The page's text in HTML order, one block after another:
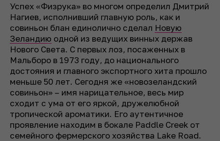
Успех «Физрука» во многом определил Дмитрий
Нагиев, исполнивший главную роль, как и
совиньон блан единолично сделал Новую
Зеландию одной из ведущих винных держав
Нового Света. С первых лоз, посаженных в
Мальборо в 1973 году, до национального
достояния и главного экспортного хита прошло
меньше 50 лет. Сегодня же «новозеландский
совиньон» – имя нарицательное, весь мир
сходит с ума от его яркой, дружелюбной
тропической ароматики. Его аутентичное
проявление находим в бокале Paddle Creek от
семейного фермерского хозяйства Lake Road.